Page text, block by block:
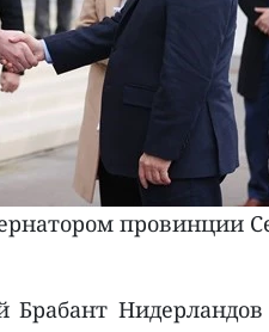
провинции
Нидерландов